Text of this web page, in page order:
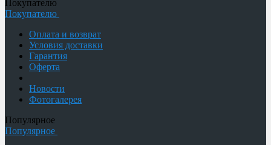
Покупателю
Покупателю
Оплата и возврат
Условия доставки
Гарантия
Оферта
Новости
Фотогалерея
Популярное
Популярное